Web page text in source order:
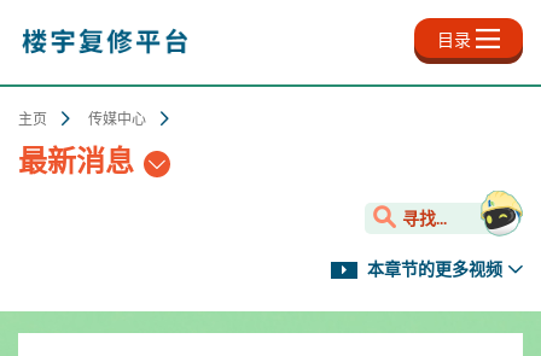
内
目录
主页 传媒中心
最新消息
寻找...
本章节的更多视频